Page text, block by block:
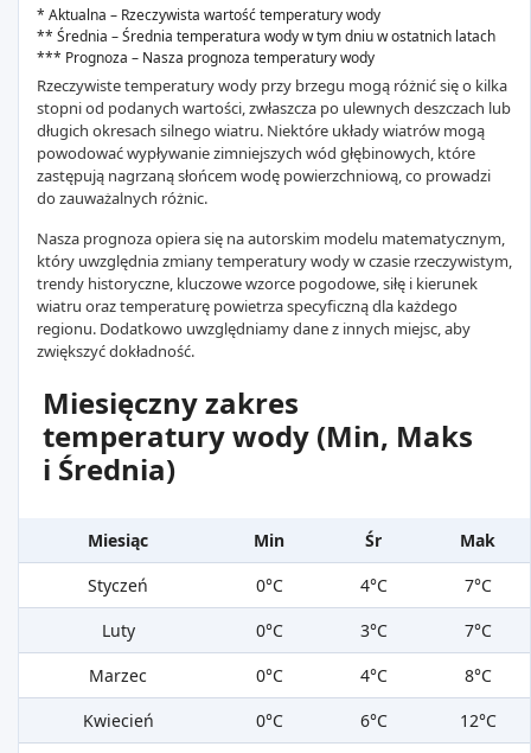
* Aktualna – Rzeczywista wartość temperatury wody
** Średnia – Średnia temperatura wody w tym dniu w ostatnich latach
*** Prognoza – Nasza prognoza temperatury wody
Rzeczywiste temperatury wody przy brzegu mogą różnić się o kilka
stopni od podanych wartości, zwłaszcza po ulewnych deszczach lub
długich okresach silnego wiatru. Niektóre układy wiatrów mogą
powodować wypływanie zimniejszych wód głębinowych, które
zastępują nagrzaną słońcem wodę powierzchniową, co prowadzi
do zauważalnych różnic.
Nasza prognoza opiera się na autorskim modelu matematycznym,
który uwzględnia zmiany temperatury wody w czasie rzeczywistym,
trendy historyczne, kluczowe wzorce pogodowe, siłę i kierunek
wiatru oraz temperaturę powietrza specyficzną dla każdego
regionu. Dodatkowo uwzględniamy dane z innych miejsc, aby
zwiększyć dokładność.
Miesięczny zakres
temperatury wody (Min, Maks
i Średnia)
Miesiąc Min Śr
Mak
Styczeń
0°C 4°C
7°C
Luty
0°C 3°C
7°C
Marzec
0°C 4°C
8°C
Kwiecień
0°C 6°C
12°C